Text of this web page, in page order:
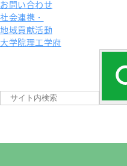
お問い合わせ
社会連携・
地域貢献活動
大学院理工学府